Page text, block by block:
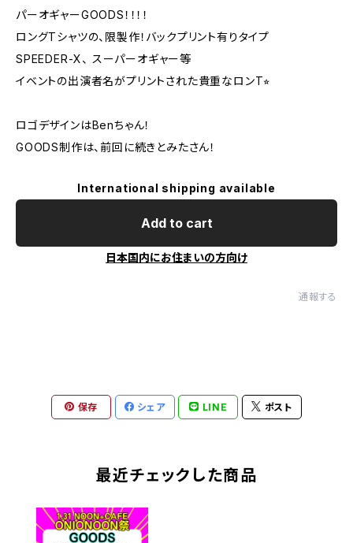
パーオギャーGOODS！！！！
ロングTシャツの、限製作！バックプリント有りタイプ
SPEEDER-X、 スーパーオギャー等
イベントの出演者名がプリントされた貴重なロンT⭐︎
ロゴデザインはBenちゃん！
GOODS制作は、前回に続きとみたさん！
International shipping available
Add to cart
日本国内にお住まいの方向け
通報する
保存 シェア LINE ポスト
最近チェックした商品